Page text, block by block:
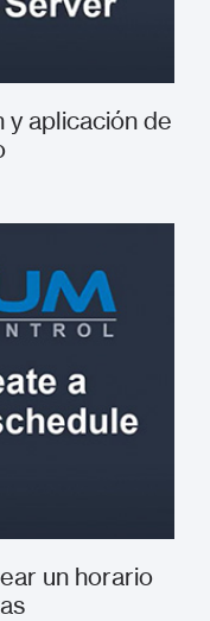
y aplicación de
un horario